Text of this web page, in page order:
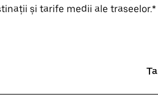
și tarife medii ale traseelor.*